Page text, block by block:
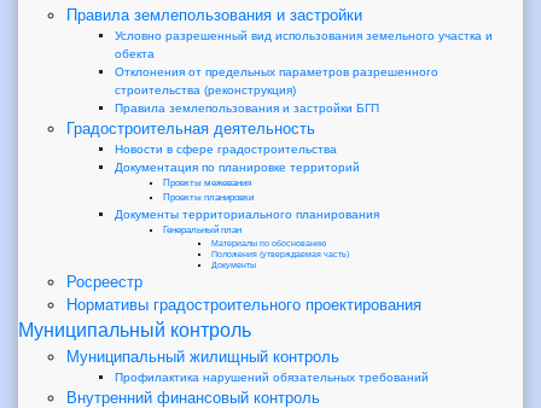
Правила землепользования и застройки
Условно разрешенный вид использования земельного участка и
обекта
Отклонения от предельных параметров разрешенного
строительства (реконструкция)
Правила землепользования и застройки БГП
Градостроительная деятельность
Новости в сфере градостроительства
Документация по планировке территорий
Проекты межевания
Проекты планировки
Документы территориального планирования
Генеральный план
Материалы по обоснованию
Положения (утверждаемая часть)
Документы
Росреестр
Нормативы градостроительного проектирования
Муниципальный контроль
Муниципальный жилищный контроль
Профилактика нарушений обязательных требований
Внутренний финансовый контроль